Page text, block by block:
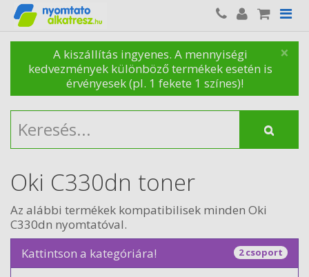
×
A kiszállítás ingyenes. A mennyiségi
kedvezmények különböző termékek esetén is
érvényesek (pl. 1 fekete 1 színes)!
Oki C330dn toner
Az alábbi termékek kompatibilisek minden Oki
C330dn nyomtatóval.
Kattintson a kategóriára!
2 csoport